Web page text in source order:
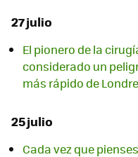
27 julio
El pionero de la
considerado un
más rápido de
25 julio
Cada vez que